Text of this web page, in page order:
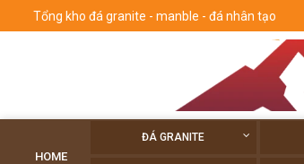
Tổng kho đá granite - manble - đá nhân tạo
HOME
ĐÁ GRANITE